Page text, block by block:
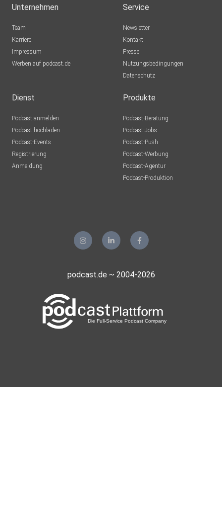
Stuttgart
(00:18:40) St. Pauli verliert gegen Mainz
Köln?
(00:40:30) Gladbachs später Sieg gegen Dortmund
Unternehmen
Team
Karriere
Impressum
Werben auf podcast.de
Service
Newsletter
Kontakt
Presse
Nutzungsbedingungen
Datenschutz
Dienst
Podcast anmelden
Podcast hochladen
Podcast-Events
Registrierung
Anmeldung
Produkte
Podcast-Beratung
Podcast-Jobs
Podcast-Push
Podcast-Werbung
Podcast-Agentur
Podcast-Produktion
podcast.de ~ 2004-2026